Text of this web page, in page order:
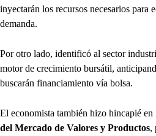
inyectarán los recursos necesarios para
demanda.
Por otro lado, identificó al sector
motor de crecimiento bursátil,
buscarán financiamiento vía bolsa.
El economista también hizo hincapié en
del Mercado de Valores y Productos,